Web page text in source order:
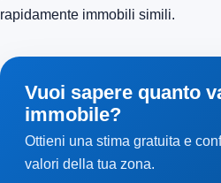
rapidamente immobili simili.
Vuoi sapere quanto
immobile?
Ottieni una stima gratuita e
valori della tua zona.